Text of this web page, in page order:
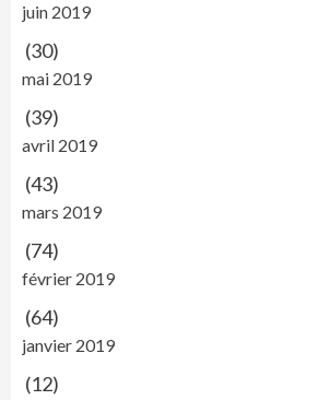
juin 2019
(30)
mai 2019
(39)
avril 2019
(43)
mars 2019
(74)
février 2019
(64)
janvier 2019
(12)